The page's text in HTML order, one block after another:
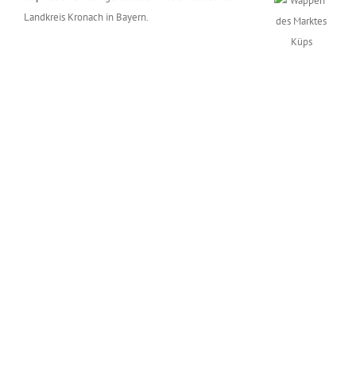
Landkreis Kronach in Bayern.